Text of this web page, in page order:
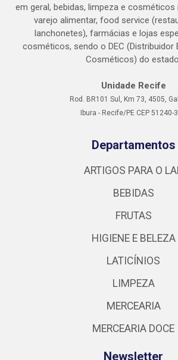
em geral, bebidas, limpeza e
varejo alimentar, food service
lanchonetes), farmácias e lojas
cosméticos, sendo o DEC (Distribuidor
Cosméticos) do
Unidade Recife
Rod. BR101 Sul, Km 73, 4505,
Ibura - Recife/PE CEP 51240-
Departamentos
ARTIGOS PARA O
BEBIDAS
FRUTAS
HIGIENE E BELEZA
LATICÍNIOS
LIMPEZA
MERCEARIA
MERCEARIA DOCE
Newsletter